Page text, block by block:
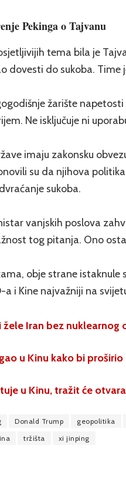
Pekinga o Tajvanu
tema bila je
dovesti do sukoba. Time
žarište
Ne isključuje ni
imaju zakonsku
su da njihova
sukoba.
vanjskih poslova
tog pitanja. Ono
obje strane istaknule
a i Kine najvažniji na
žele Iran bez nuklearnog
u Kinu kako bi
u Kinu, tražit će
Donald Trump geopolitika
tržišta xi jinping